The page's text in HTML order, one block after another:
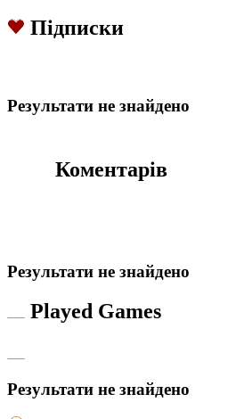
Підписки
Результати не знайдено
Коментарів
Результати не знайдено
Played Games
Результати не знайдено